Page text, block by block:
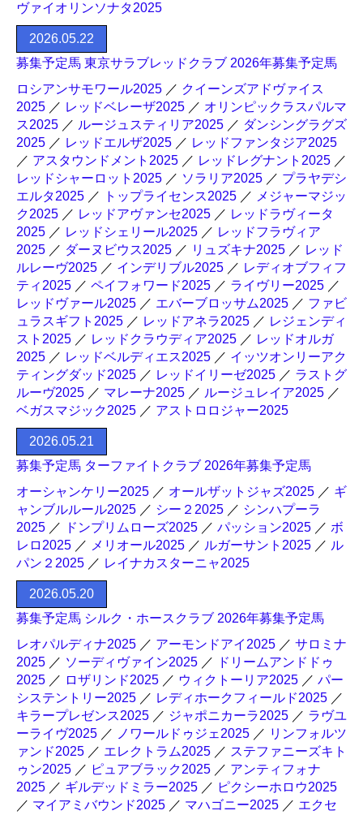
ヴァイオリンソナタ2025
2026.05.22
募集予定馬 東京サラブレッドクラブ 2026年募集予定馬
ロシアンサモワール2025 ／ クイーンズアドヴァイス
2025 ／ レッドベレーザ2025 ／ オリンピックラスパルマ
ス2025 ／ ルージュスティリア2025 ／ ダンシングラグズ
2025 ／ レッドエルザ2025 ／ レッドファンタジア2025
／ アスタウンドメント2025 ／ レッドレグナント2025 ／
レッドシャーロット2025 ／ ソラリア2025 ／ プラヤデシ
エルタ2025 ／ トップライセンス2025 ／ メジャーマジッ
ク2025 ／ レッドアヴァンセ2025 ／ レッドラヴィータ
2025 ／ レッドシェリール2025 ／ レッドフラヴィア
2025 ／ ダーヌビウス2025 ／ リュズキナ2025 ／ レッド
ルレーヴ2025 ／ インデリブル2025 ／ レディオブフィフ
ティ2025 ／ ペイフォワード2025 ／ ライヴリー2025 ／
レッドヴァール2025 ／ エバーブロッサム2025 ／ ファビ
ュラスギフト2025 ／ レッドアネラ2025 ／ レジェンディ
スト2025 ／ レッドクラウディア2025 ／ レッドオルガ
2025 ／ レッドベルディエス2025 ／ イッツオンリーアク
ティングダッド2025 ／ レッドイリーゼ2025 ／ ラストグ
ルーヴ2025 ／ マレーナ2025 ／ ルージュレイア2025 ／
ベガスマジック2025 ／ アストロロジャー2025
2026.05.21
募集予定馬 ターファイトクラブ 2026年募集予定馬
オーシャンケリー2025 ／ オールザットジャズ2025 ／ ギ
ャンブルルール2025 ／ シー２2025 ／ シンハプーラ
2025 ／ ドンプリムローズ2025 ／ パッション2025 ／ ボ
レロ2025 ／ メリオール2025 ／ ルガーサント2025 ／ ル
パン２2025 ／ レイナカスターニャ2025
2026.05.20
募集予定馬 シルク・ホースクラブ 2026年募集予定馬
レオパルディナ2025 ／ アーモンドアイ2025 ／ サロミナ
2025 ／ ソーディヴァイン2025 ／
ドリームアンドドゥ
2025 ／ ロザリンド2025 ／ ウィクトーリア2025 ／ パー
システントリー2025 ／ レディホークフィールド2025 ／
キラープレゼンス2025 ／ ジャポニカーラ2025 ／ ラヴユ
ーライヴ2025 ／ ノワールドゥジェ2025 ／ リンフォルツ
ァンド2025 ／ エレクトラム2025 ／ ステファニーズキト
ゥン2025 ／ ピュアブラック2025 ／ アンティフォナ
2025 ／ ギルデッドミラー2025 ／ ピクシーホロウ2025
／ マイアミバウンド2025 ／ マハゴニー2025 ／ エクセ